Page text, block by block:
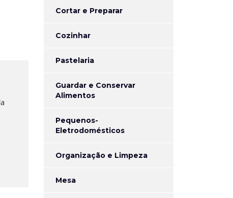
Cortar e Preparar
Cozinhar
Pastelaria
Guardar e Conservar
Alimentos
Pequenos-
Eletrodomésticos
Organização e Limpeza
Mesa